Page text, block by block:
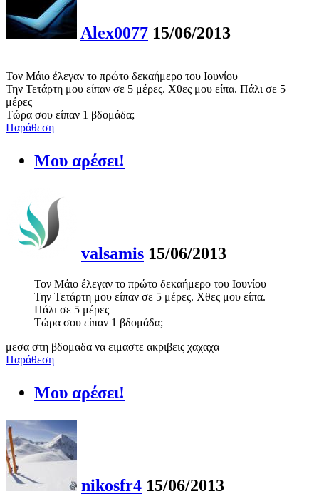
Alex0077 15/06/2013
Τον Μάιο έλεγαν το πρώτο δεκαήμερο του Ιουνίου
Την Τετάρτη μου είπαν σε 5 μέρες. Χθες μου είπα. Πάλι σε 5
μέρες
Τώρα σου είπαν 1 βδομάδα;
Παράθεση
Μου αρέσει!
valsamis 15/06/2013
Τον Μάιο έλεγαν το πρώτο δεκαήμερο του Ιουνίου
Την Τετάρτη μου είπαν σε 5 μέρες. Χθες μου είπα.
Πάλι σε 5 μέρες
Τώρα σου είπαν 1 βδομάδα;
μεσα στη βδομαδα να ειμαστε ακριβεις χαχαχα
Παράθεση
Μου αρέσει!
nikosfr4 15/06/2013